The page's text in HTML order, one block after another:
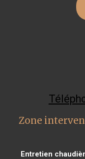
Zone
Entretien